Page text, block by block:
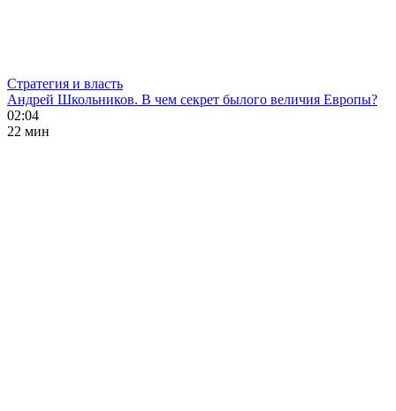
Стратегия и власть
Андрей Школьников. В чем секрет былого величия Европы?
02:04
22 мин